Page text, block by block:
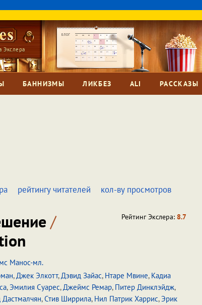
Экслера
БАННИЗМЫ ЛИКБЕЗ ALI РАССКАЗЫ
рейтингу читателей кол-ву просмотров
/
Рейтинг Экслера: 8.7
Манос-мл.
,Джек Элкотт,Дэвид Зайас, Нтаре Мвине, Кадиа
,Эмилия Суарес,Джеймс Ремар, Питер Динклэйдж,
,Стив Ширрила, Нил Патрик Харрис,Эрик